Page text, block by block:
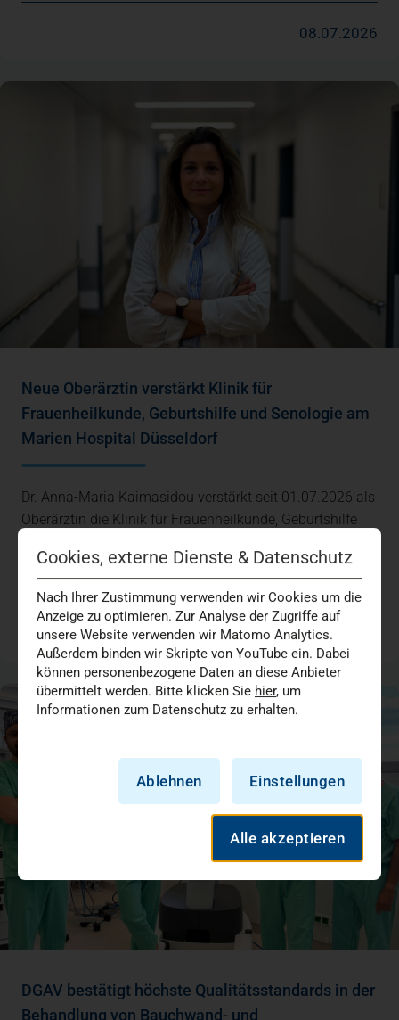
08.07.2026
Neue Oberärztin verstärkt Klinik für
Frauenheilkunde, Geburtshilfe und Senologie am
Marien Hospital Düsseldorf
Dr. Anna-Maria Kaimasidou verstärkt seit 01.07.2026 als
Oberärztin die Klinik für Frauenheilkunde, Geburtshilfe
BrustkrebsGeburtsklinikGynäkologieMedizin + Versorgung
07.07.2026
DGAV bestätigt höchste Qualitätsstandards in der
Behandlung von Bauchwand- und
Cookies, externe Dienste & Datenschutz
Nach Ihrer Zustimmung verwenden wir Cookies um die
Anzeige zu optimieren. Zur Analyse der Zugriffe auf
unsere Website verwenden wir Matomo Analytics.
Außerdem binden wir Skripte von YouTube ein. Dabei
können personenbezogene Daten an diese Anbieter
übermittelt werden. Bitte klicken Sie hier, um
Informationen zum Datenschutz zu erhalten.
Ablehnen Einstellungen
Alle akzeptieren